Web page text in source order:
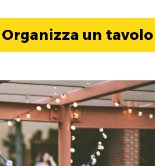
Organizza un tavolo